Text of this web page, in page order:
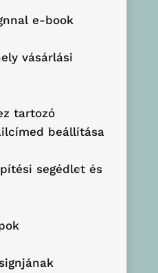
e-book
vásárlási
tartozó
beállítása
segédletés